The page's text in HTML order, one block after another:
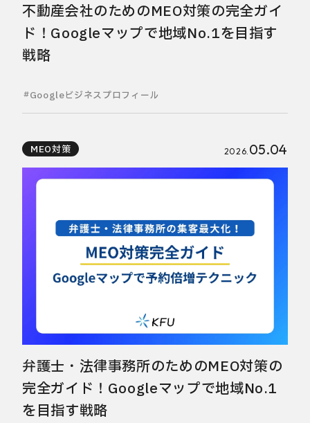
不動産会社のためのMEO対策の完全ガイ
ド！Googleマップで地域No.1を目指す
戦略
Googleビジネスプロフィール
MEO対策 2026. 05.04
弁護士・法律事務所のためのMEO対策の
完全ガイド！Googleマップで地域No.1
を目指す戦略